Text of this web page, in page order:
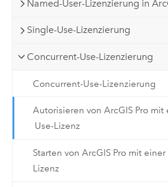
Named-User-Lizenzierung in
Single-Use-Lizenzierung
Concurrent-Use-Lizenzierung
Concurrent-Use-Lizenzierung
Autorisieren von ArcGIS Pro
Use-Lizenz
Starten von ArcGIS Pro mit
Lizenz